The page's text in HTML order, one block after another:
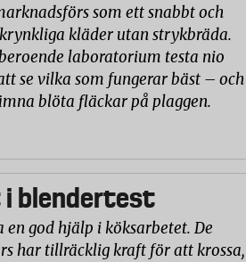
som ett snabbt och
kläder utan strykbräda.
laboratorium testa nio
se vilka som fungerar bäst – och
blöta fläckar på plaggen.
blendertest
en god hjälp i köksarbetet. De
har tillräcklig kraft för att krossa,